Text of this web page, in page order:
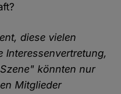
diese vielen
Interessenvertretung,
könnten nur
Mitglieder